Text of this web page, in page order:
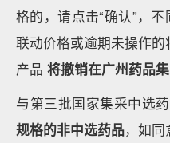
格的，请点击“确认”，
联动价格或逾期未操作
产品 将撤销在广州药品
与第三批国家集采中选
规格的非中选药品，如